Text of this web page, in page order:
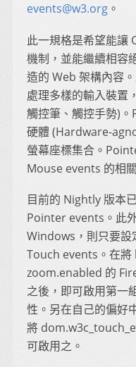
events@w3.org 。
此一規格是希望能讓
機制，並能繼續相容
造的 Web 架構內容
處理多樣的輸入裝置
觸控筆、觸控手勢)
硬體 (Hardware-
螢幕座標集合。
Mouse events 的相
目前的 Nightly 版本
Pointer events。此
Windows，則只要設
Touch events。在
zoom.enabled 的
之後，即可啟用第一
性。另在自己的偏好
將
可啟用之。